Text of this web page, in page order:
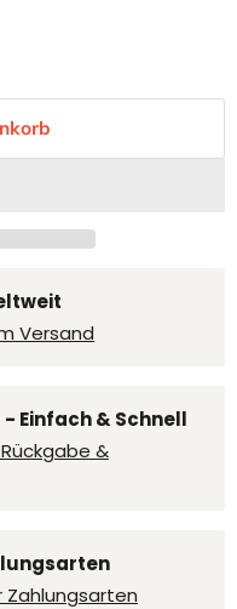
Versand
Einfach & Schnell
&